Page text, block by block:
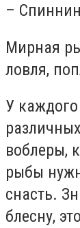
–
Мирная
ловля,
У
воблеры,
рыбы
снасть.
блесну,